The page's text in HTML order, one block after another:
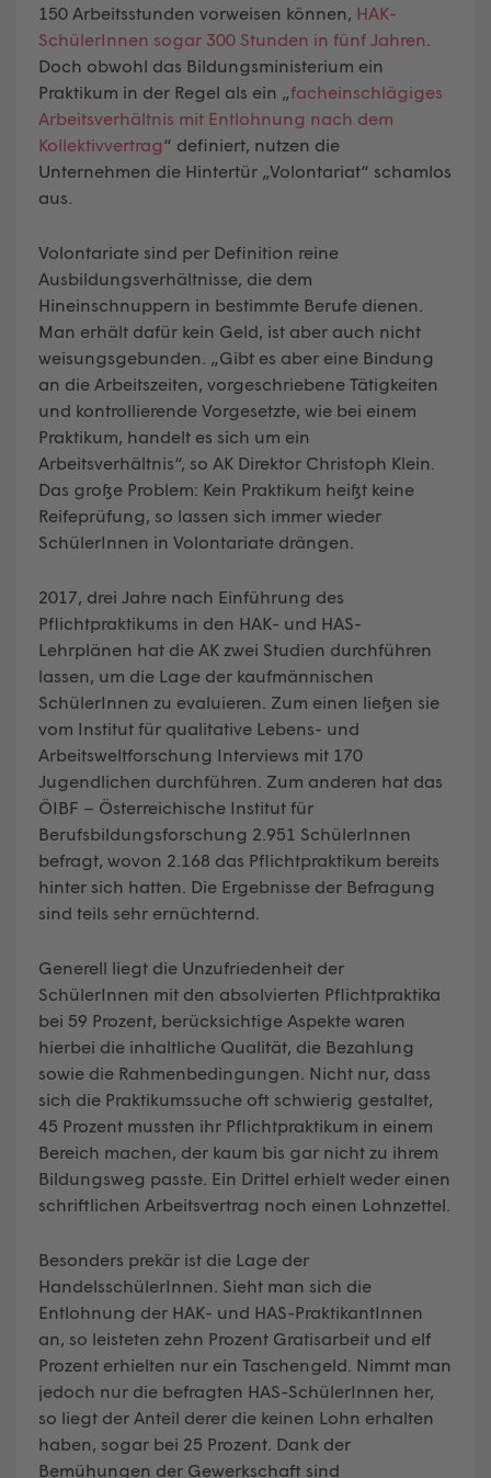
150 Arbeitsstunden vorweisen können, HAK-
SchülerInnen sogar 300 Stunden in fünf Jahren
Doch obwohl das Bildungsministerium ein
Praktikum in der Regel als ein „ facheinschlägiges
Arbeitsverhältnis mit Entlohnung nach dem
Kollektivvertrag“ definiert, nutzen die
Unternehmen die Hintertür „Volontariat“ schamlos
aus.
Volontariate sind per Definition reine
Ausbildungsverhältnisse, die dem
Hineinschnuppern in bestimmte Berufe dienen.
Man erhält dafür kein Geld, ist aber auch nicht
weisungsgebunden. „Gibt es aber eine Bindung
an die Arbeitszeiten, vorgeschriebene Tätigkeiten
und kontrollierende Vorgesetzte, wie bei einem
Praktikum, handelt es sich um ein
Arbeitsverhältnis“, so AK Direktor Christoph Klein.
Das große Problem: Kein Praktikum heißt keine
Reifeprüfung, so lassen sich immer wieder
SchülerInnen in Volontariate drängen.
2017, drei Jahre nach Einführung des
Pflichtpraktikums in den HAK- und HAS-
Lehrplänen hat die AK zwei Studien durchführen
lassen, um die Lage der kaufmännischen
SchülerInnen zu evaluieren. Zum einen ließen sie
vom Institut für qualitative Lebens- und
Arbeitsweltforschung Interviews mit 170
Jugendlichen durchführen. Zum anderen hat das
ÖIBF – Österreichische Institut für
Berufsbildungsforschung 2.951 SchülerInnen
befragt, wovon 2.168 das Pflichtpraktikum bereits
hinter sich hatten. Die Ergebnisse der Befragung
sind teils sehr ernüchternd.
Generell liegt die Unzufriedenheit der
SchülerInnen mit den absolvierten Pflichtpraktika
bei 59 Prozent, berücksichtige Aspekte waren
hierbei die inhaltliche Qualität, die Bezahlung
sowie die Rahmenbedingungen. Nicht nur, dass
sich die Praktikumssuche oft schwierig gestaltet,
45 Prozent mussten ihr Pflichtpraktikum in einem
Bereich machen, der kaum bis gar nicht zu ihrem
Bildungsweg passte. Ein Drittel erhielt weder einen
schriftlichen Arbeitsvertrag noch einen Lohnzettel.
Besonders prekär ist die Lage der
HandelsschülerInnen. Sieht man sich die
Entlohnung der HAK- und HAS-PraktikantInnen
an, so leisteten zehn Prozent Gratisarbeit und elf
Prozent erhielten nur ein Taschengeld. Nimmt man
jedoch nur die befragten HAS-SchülerInnen her,
so liegt der Anteil derer die keinen Lohn erhalten
haben, sogar bei 25 Prozent. Dank der
Bemühungen der Gewerkschaft sind